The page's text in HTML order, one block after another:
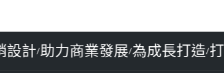
銷設計/助力商業發展/為成長打造